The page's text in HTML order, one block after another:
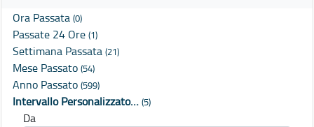
Ora Passata (0)
Passate 24 Ore (1)
Settimana Passata (21)
Mese Passato (54)
Anno Passato (599)
Intervallo Personalizzato… (5)
Da